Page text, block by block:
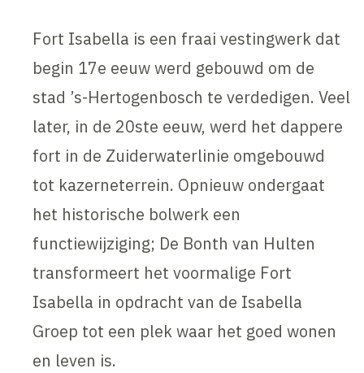
Fort Isabella is een fraai vestingwerk dat
begin 17e eeuw werd gebouwd om de
stad ’s-Hertogenbosch te verdedigen. Veel
later, in de 20ste eeuw, werd het dappere
fort in de Zuiderwaterlinie omgebouwd
tot kazerneterrein. Opnieuw ondergaat
het historische bolwerk een
functiewijziging; De Bonth van Hulten
transformeert het voormalige Fort
Isabella in opdracht van de Isabella
Groep tot een plek waar het goed wonen
en leven is.